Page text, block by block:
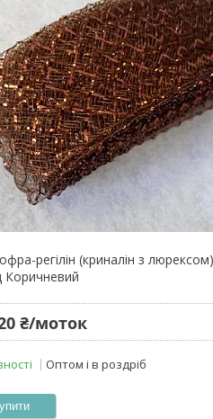
регілін (криналін з люрексом)
Коричневий
₴/моток
Оптом і в роздріб